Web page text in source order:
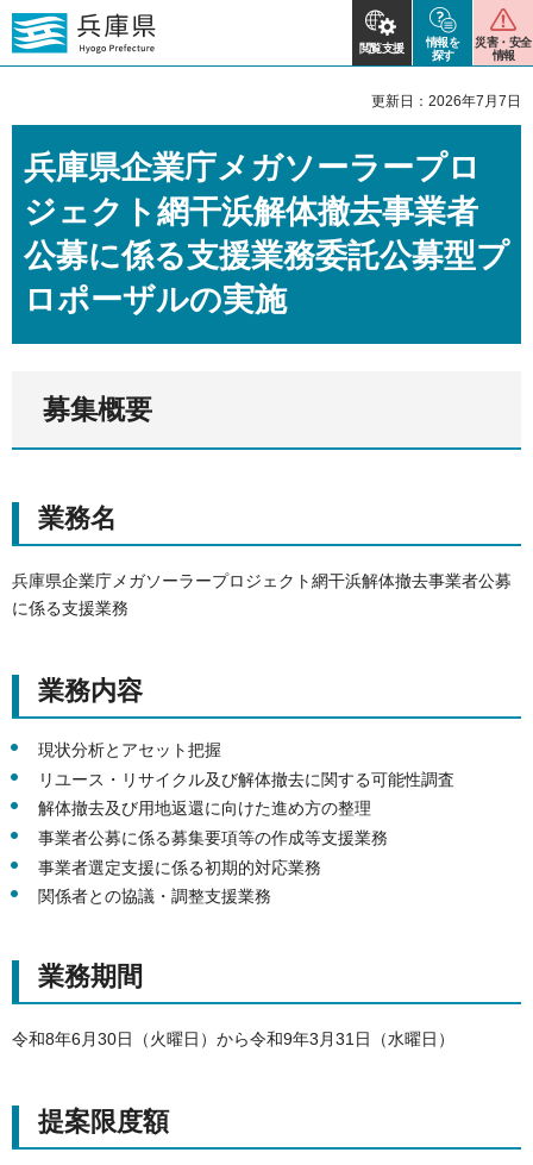
閲覧支援
情報を
探す
災害・安全
情報
更新日：2026年7月7日
兵庫県企業庁メガソーラープロ
ジェクト網干浜解体撤去事業者
公募に係る支援業務委託公募型プ
ロポーザルの実施
募集概要
業務名
兵庫県企業庁メガソーラープロジェクト網干浜解体撤去事業者公募
に係る支援業務
業務内容
現状分析とアセット把握
リユース・リサイクル及び解体撤去に関する可能性調査
解体撤去及び用地返還に向けた進め方の整理
事業者公募に係る募集要項等の作成等支援業務
事業者選定支援に係る初期的対応業務
関係者との協議・調整支援業務
業務期間
令和8年6月30日（火曜日）から令和9年3月31日（水曜日）
提案限度額